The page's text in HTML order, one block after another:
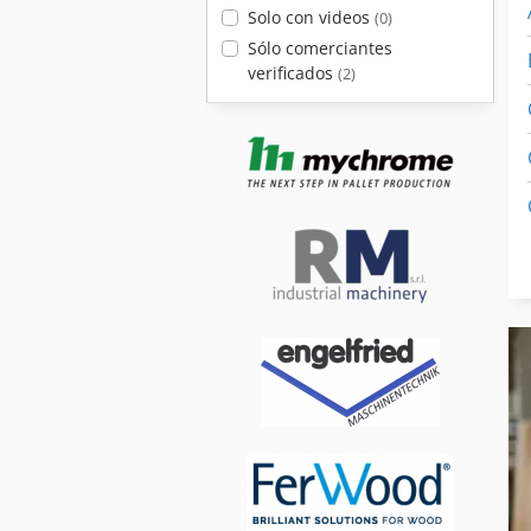
Solo con videos (0)
Sólo comerciantes
verificados (2)